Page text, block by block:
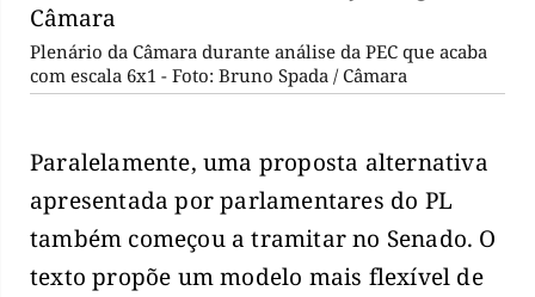
Plenário da Câmara durante análise da PEC que acaba
com escala 6x1 - Foto: Bruno Spada / Câmara
Paralelamente, uma proposta alternativa
apresentada por parlamentares do PL
também começou a tramitar no Senado. O
texto propõe um modelo mais flexível de